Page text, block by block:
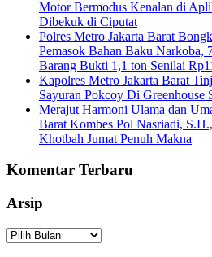
Motor Bermodus Kenalan di
Dibekuk di Ciputat
Polres Metro Jakarta Barat
Pemasok Bahan Baku Narkoba,
Barang Bukti 1,1 ton Senilai
Kapolres Metro Jakarta Barat
Sayuran Pokcoy Di Greenhouse
Merajut Harmoni Ulama dan
Barat Kombes Pol Nasriadi,
Khotbah Jumat Penuh Makna
Komentar Terbaru
Arsip
Arsip